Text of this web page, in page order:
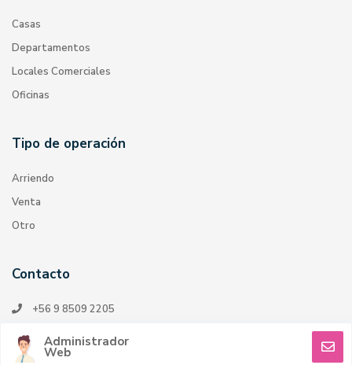
Casas
Departamentos
Locales Comerciales
Oficinas
Tipo de operación
Arriendo
Venta
Otro
Contacto
+56 9 8509 2205
Administrador
Web